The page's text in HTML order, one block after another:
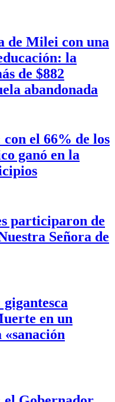
de Milei con una
la
de $882
abandonada
el 66% de los
ganó en la
participaron de
Señora de
en un